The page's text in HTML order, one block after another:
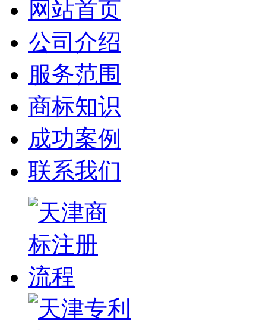
网站首页
公司介绍
服务范围
商标知识
成功案例
联系我们